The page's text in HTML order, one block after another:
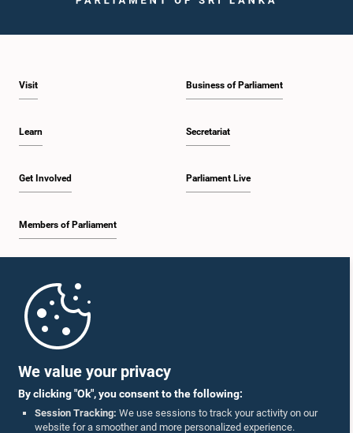
We value your privacy
By clicking "Ok", you consent to the following:
Session Tracking: We use sessions to track your activity on our
website for a smoother and more personalized experience.
Visit
Learn
Get Involved
Members of Parliament
Business of Parliament
Secretariat
Parliament Live
Parliament Mobile App
Follow Us On :